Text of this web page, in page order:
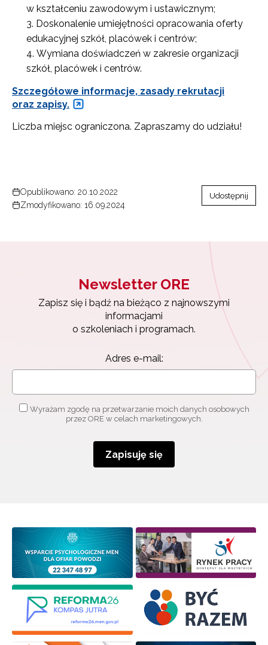
w kształceniu zawodowym i ustawicznym;
Doskonalenie umiejętności opracowania oferty
edukacyjnej szkół, placówek i centrów;
Wymiana doświadczeń w zakresie organizacji
szkół, placówek i centrów.
Szczegółowe informacje, zasady rekrutacji
oraz zapisy.
Liczba miejsc ograniczona. Zapraszamy do udziału!
Opublikowano: 20.10.2022
Zmodyfikowano: 16.09.2024
Udostępnij
Newsletter ORE
Zapisz się i bądź na bieżąco z najnowszymi
informacjami
o szkoleniach i programach.
Adres e-mail:
Wyrażam zgodę na przetwarzanie moich danych osobowych
przez ORE w celach marketingowych.
Zapisuję się